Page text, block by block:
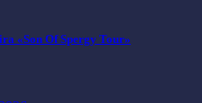
«Son Of Spergy Tour»